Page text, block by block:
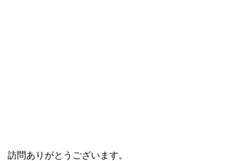
訪問ありがとうございます。